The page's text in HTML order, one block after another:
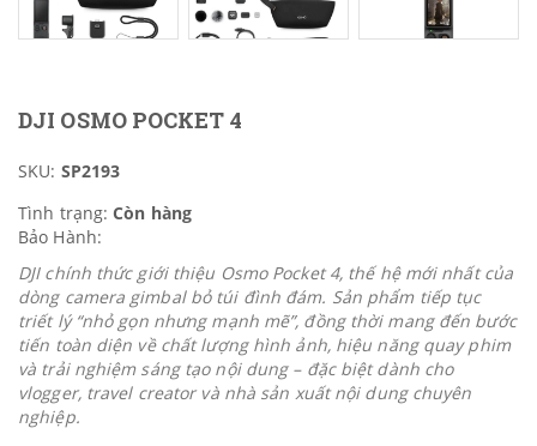
DJI OSMO POCKET 4
SKU: SP2193
Tình trạng: Còn hàng
Bảo Hành:
DJI chính thức giới thiệu Osmo Pocket 4, thế hệ mới nhất của
dòng camera gimbal bỏ túi đình đám. Sản phẩm tiếp tục
triết lý “nhỏ gọn nhưng mạnh mẽ”, đồng thời mang đến bước
tiến toàn diện về chất lượng hình ảnh, hiệu năng quay phim
và trải nghiệm sáng tạo nội dung – đặc biệt dành cho
vlogger, travel creator và nhà sản xuất nội dung chuyên
nghiệp.